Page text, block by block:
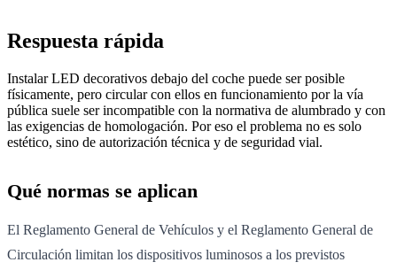
Respuesta rápida
Instalar LED decorativos debajo del coche puede ser posible
físicamente, pero circular con ellos en funcionamiento por la vía
pública suele ser incompatible con la normativa de alumbrado y con
las exigencias de homologación. Por eso el problema no es solo
estético, sino de autorización técnica y de seguridad vial.
Qué normas se aplican
El Reglamento General de Vehículos y el Reglamento General de
Circulación limitan los dispositivos luminosos a los previstos